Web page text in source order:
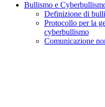
Bullismo e
Definizione di
Protocollo per la
cyberbullismo
Comunicazione